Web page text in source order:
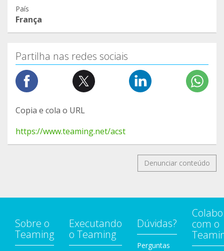
País
França
Partilha nas redes sociais
Copia e cola o URL
https://www.teaming.net/acst
Denunciar conteúdo
Sobre o
Teaming
Executando
o Teaming
Dúvidas?
Perguntas
com o